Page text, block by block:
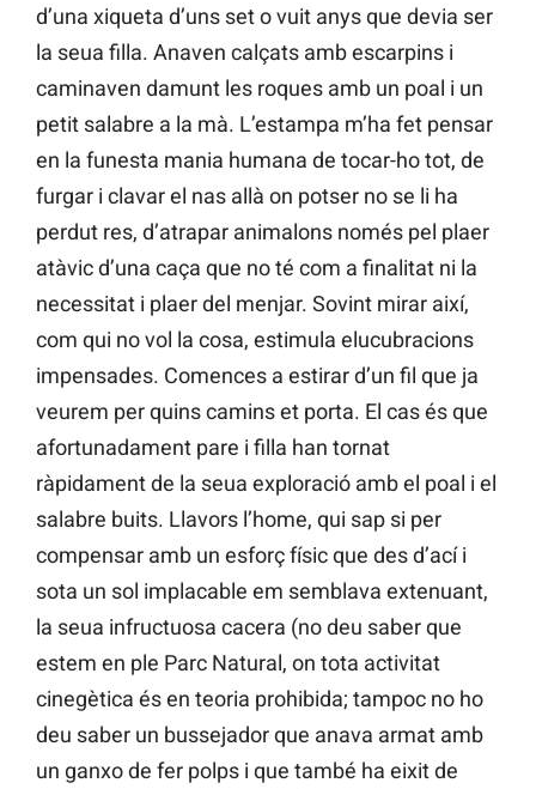
d’una xiqueta d’uns set o vuit anys que devia ser
la seua filla. Anaven calçats amb escarpins i
caminaven damunt les roques amb un poal i un
petit salabre a la mà. L’estampa m’ha fet pensar
en la funesta mania humana de tocar-ho tot, de
furgar i clavar el nas allà on potser no se li ha
perdut res, d’atrapar animalons només pel plaer
atàvic d’una caça que no té com a finalitat ni la
necessitat i plaer del menjar. Sovint mirar així,
com qui no vol la cosa, estimula elucubracions
impensades. Comences a estirar d’un fil que ja
veurem per quins camins et porta. El cas és que
afortunadament pare i filla han tornat
ràpidament de la seua exploració amb el poal i el
salabre buits. Llavors l’home, qui sap si per
compensar amb un esforç físic que des d’ací i
sota un sol implacable em semblava extenuant,
la seua infructuosa cacera (no deu saber que
estem en ple Parc Natural, on tota activitat
cinegètica és en teoria prohibida; tampoc no ho
deu saber un bussejador que anava armat amb
un ganxo de fer polps i que també ha eixit de